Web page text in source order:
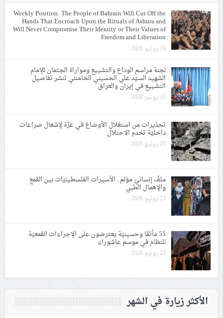
Weekly Position: The People of Bahrain Will Cut Off the
Hands That Encroach Upon the Rituals of Ashura and
Will Never Compromise Their Identity or Their Values of
Freedom and Liberation
24 يونيو 2026
لجنة مراسم الوداع والتشييع ومواراة الجثمان للإمام
الشهيد السيّد علي الحسيني الخامنئي تنشر تفاصيل
التشييع في إيران والعراق
23 يونيو 2026
تحذيرات من استغلال الأوضاع في غزّة لإشعال صراعات
داخليّة تخدم الاحتلال
23 يونيو 2026
ملفّ إنسانيّ مؤلم.. الأسيرات الفلسطينيّات بين القمع
والإهمال الطبي
23 يونيو 2026
55 مأتمًا وحسينيّة يعترضون على الإجراءات القمعيّة
للنظام في موسم عاشوراء
23 يونيو 2026
الأكثر زيارة في الشهر